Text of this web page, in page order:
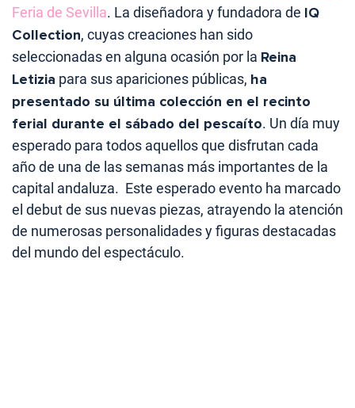
Feria de Sevilla. La diseñadora y fundadora de IQ
Collection, cuyas creaciones han sido
seleccionadas en alguna ocasión por la Reina
Letizia para sus apariciones públicas, ha
presentado su última colección en el recinto
ferial durante el sábado del pescaíto. Un día muy
esperado para todos aquellos que disfrutan cada
año de una de las semanas más importantes de la
capital andaluza. Este esperado evento ha marcado
el debut de sus nuevas piezas, atrayendo la atención
de numerosas personalidades y figuras destacadas
del mundo del espectáculo.